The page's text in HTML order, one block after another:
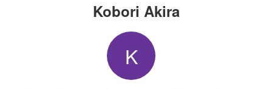
Kobori Akira
K